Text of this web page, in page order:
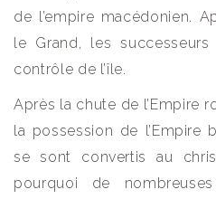
de l’empire macédonien.
le Grand, les
contrôle de l’île.
Après la chute de l’Empire
la possession de l’Empire
se sont convertis au
pourquoi de